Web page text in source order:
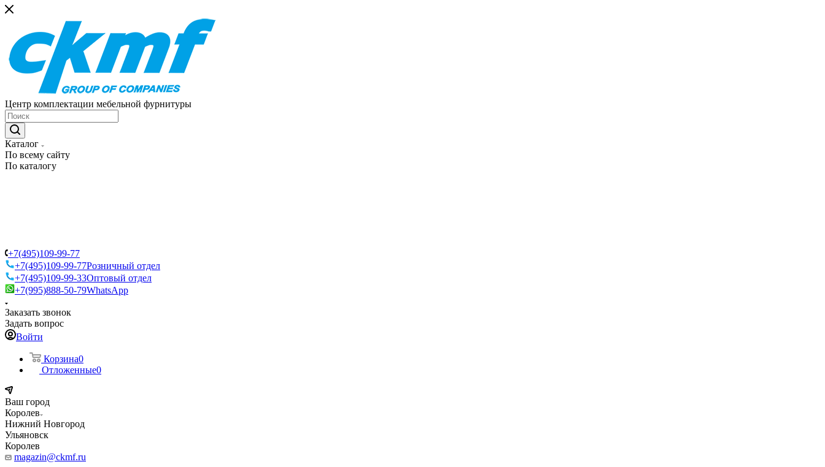
Центр комплектации мебельной фурнитуры
Каталог
По всему сайту
По каталогу
+7(495)109-99-77
+7(495)109-99-77Розничный отдел
+7(495)109-99-33Оптовый отдел
+7(995)888-50-79WhatsApp
Заказать звонок
Задать вопрос
Войти
Корзина0
Отложенные0
Ваш город
Королев
Нижний Новгород
Ульяновск
Королев
magazin@ckmf.ru